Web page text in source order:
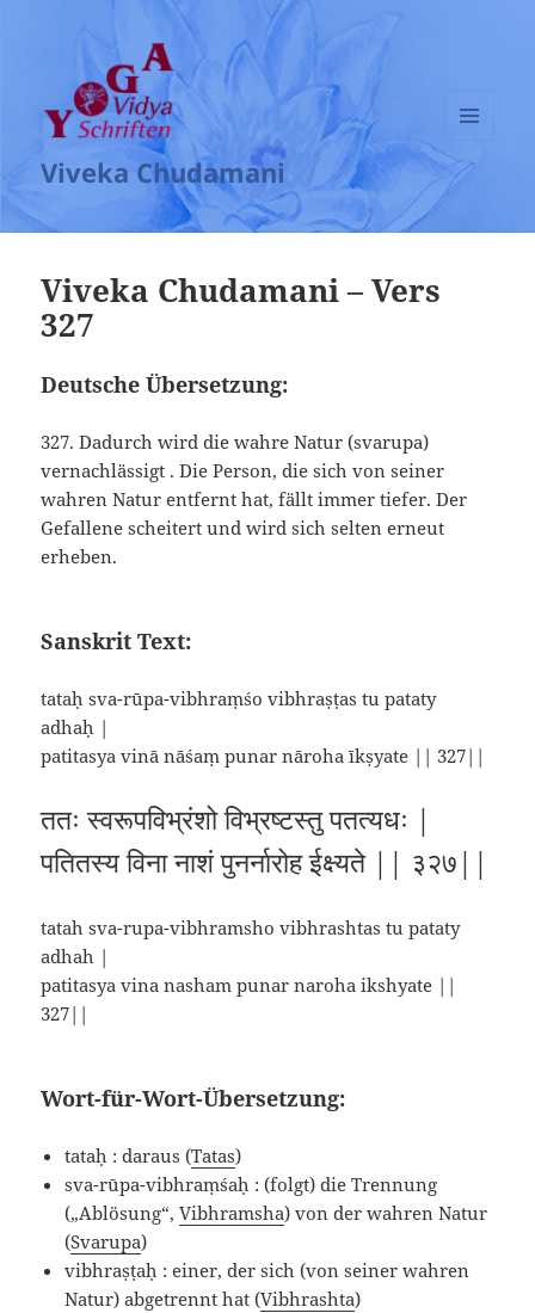
Viveka Chudamani
UND
WIDGETS
Viveka Chudamani – Vers
327
Deutsche Übersetzung:
327. Dadurch wird die wahre Natur (svarupa)
vernachlässigt . Die Person, die sich von seiner
wahren Natur entfernt hat, fällt immer tiefer. Der
Gefallene scheitert und wird sich selten erneut
erheben.
Sanskrit Text:
tataḥ sva-rūpa-vibhraṃśo vibhraṣṭas tu pataty
adhaḥ |
patitasya vinā nāśaṃ punar nāroha īkṣyate || 327||
ततः स्वरूपविभ्रंशो विभ्रष्टस्तु पतत्यधः |
पतितस्य विना नाशं पुनर्नारोह ईक्ष्यते || ३२७||
tatah sva-rupa-vibhramsho vibhrashtas tu pataty
adhah |
patitasya vina nasham punar naroha ikshyate ||
327||
Wort-für-Wort-Übersetzung:
tataḥ : daraus (Tatas)
sva-rūpa-vibhraṃśaḥ : (folgt) die Trennung
(„Ablösung“,Vibhramsha) von der wahren Natur
(Svarupa)
vibhraṣṭaḥ : einer, der sich (von seiner wahren
Natur) abgetrennt hat (Vibhrashta)